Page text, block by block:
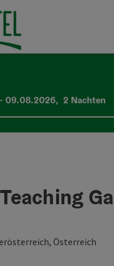
en vertrek
- 09.08.2026, 2 Nachten
Österreich